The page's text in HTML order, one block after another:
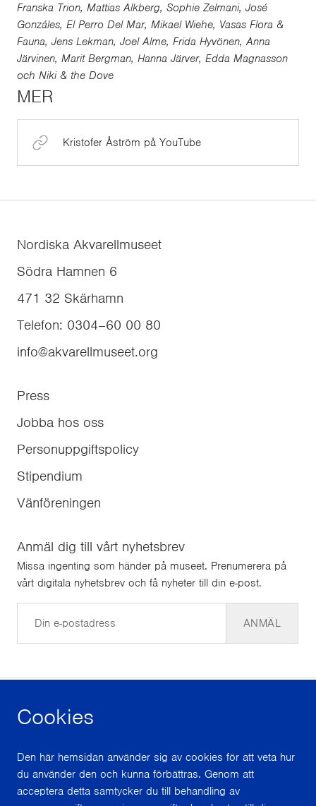
Cookies
Den här hemsidan använder sig av cookies för att veta hur
du använder den och kunna förbättras. Genom att
acceptera detta samtycker du till behandling av
Franska Trion, Mattias Alkberg, Sophie Zelmani, José
Gonzáles, El Perro Del Mar, Mikael Wiehe, Vasas Flora &
Fauna, Jens Lekman, Joel Alme, Frida Hyvönen, Anna
Järvinen, Marit Bergman, Hanna Järver, Edda Magnasson
och Niki & the Dove
MER
Kristofer Åström på YouTube
Nordiska Akvarellmuseet
Södra Hamnen 6
471 32 Skärhamn
Telefon: 0304–60 00 80
info@akvarellmuseet.org
Press
Jobba hos oss
Personuppgiftspolicy
Stipendium
Vänföreningen
Anmäl dig till vårt nyhetsbrev
Missa ingenting som händer på museet. Prenumerera på
vårt digitala nyhetsbrev och få nyheter till din e-post.
ANMÄL
Med stöd från